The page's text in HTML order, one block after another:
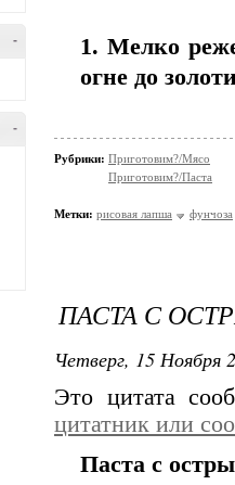
-
-
1. Мелко
огне до
Рубрики: Приготовим?/Мясо
Приготовим?/Паста
Метки: рисовая лапша фунчоза
ПАСТА С
Четверг, 15 Ноября
Это цитата
цитатник или
Паста с